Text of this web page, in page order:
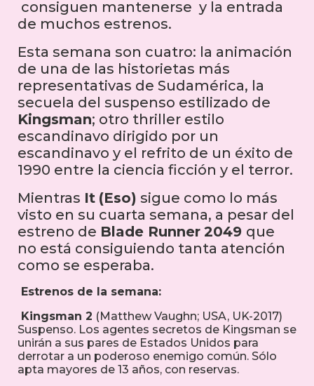
consiguen mantenerse y la entrada
de muchos estrenos.
Esta semana son cuatro: la animación
de una de las historietas más
representativas de Sudamérica, la
secuela del suspenso estilizado de
Kingsman; otro thriller estilo
escandinavo dirigido por un
escandinavo y el refrito de un éxito de
1990 entre la ciencia ficción y el terror.
Mientras It (Eso) sigue como lo más
visto en su cuarta semana, a pesar del
estreno de Blade Runner 2049 que
no está consiguiendo tanta atención
como se esperaba.
Estrenos de la semana:
Kingsman 2 (Matthew Vaughn; USA, UK-2017)
Suspenso. Los agentes secretos de Kingsman se
unirán a sus pares de Estados Unidos para
derrotar a un poderoso enemigo común. Sólo
apta mayores de 13 años, con reservas.